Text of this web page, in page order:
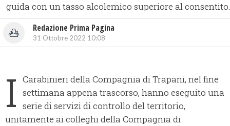
guida con un tasso alcolemico superiore al consentito.
Redazione Prima Pagina
31 Ottobre 2022 10:08
I Carabinieri della Compagnia di Trapani, nel fine
settimana appena trascorso, hanno eseguito una
serie di servizi di controllo del territorio,
unitamente ai colleghi della Compagnia di